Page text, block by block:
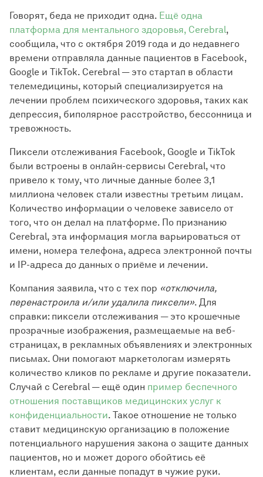
Говорят, беда не приходит одна. Ещё одна
платформа для ментального здоровья, Cerebral,
сообщила, что с октября 2019 года и до недавнего
времени отправляла данные пациентов в Facebook,
Google и TikTok. Cerebral — это стартап в области
телемедицины, который специализируется на
лечении проблем психического здоровья, таких как
депрессия, биполярное расстройство, бессонница и
тревожность.
Пиксели отслеживания Facebook, Google и TikTok
были встроены в онлайн-сервисы Cerebral, что
привело к тому, что личные данные более 3,1
миллиона человек стали известны третьим лицам.
Количество информации о человеке зависело от
того, что он делал на платформе. По признанию
Cerebral, эта информация могла варьироваться от
имени, номера телефона, адреса электронной почты
и IP-адреса до данных о приёме и лечении.
Компания заявила, что с тех пор «отключила,
перенастроила и/или удалила пиксели». Для
справки: пиксели отслеживания — это крошечные
прозрачные изображения, размещаемые на веб-
страницах, в рекламных объявлениях и электронных
письмах. Они помогают маркетологам измерять
количество кликов по рекламе и другие показатели.
Случай с Cerebral — ещё один пример беспечного
отношения поставщиков медицинских услуг к
конфиденциальности. Такое отношение не только
ставит медицинскую организацию в положение
потенциального нарушения закона о защите данных
пациентов, но и может дорого обойтись её
клиентам, если данные попадут в чужие руки.